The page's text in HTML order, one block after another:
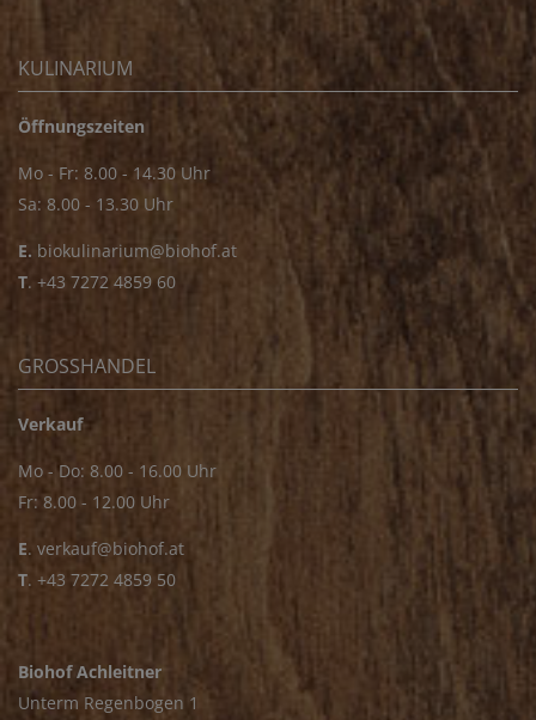
KULINARIUM
Öffnungszeiten
Mo - Fr: 8.00 - 14.30 Uhr
Sa: 8.00 - 13.30 Uhr
E. biokulinarium@biohof.at
T. +43 7272 4859 60
GROSSHANDEL
Verkauf
Mo - Do: 8.00 - 16.00 Uhr
Fr: 8.00 - 12.00 Uhr
E. verkauf@biohof.at
T. +43 7272 4859 50
Biohof Achleitner
Unterm Regenbogen 1